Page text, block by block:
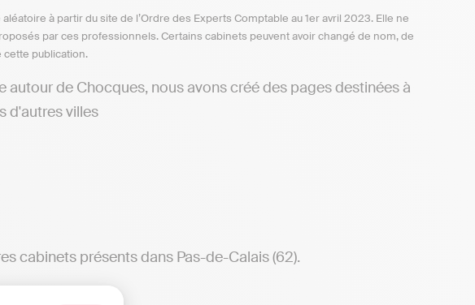
à partir du site de l’Ordre des Experts Comptable au 1er avril 2023. Elle ne
par ces professionnels. Certains cabinets peuvent avoir changé de nom, de
cette publication.
de Chocques, nous avons créé des pages destinées à
d'autres villes
cabinets présents dans Pas-de-Calais (62).